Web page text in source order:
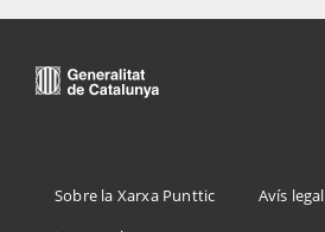
Menu
Footer
Sobre la Xarxa Punttic Avís legal